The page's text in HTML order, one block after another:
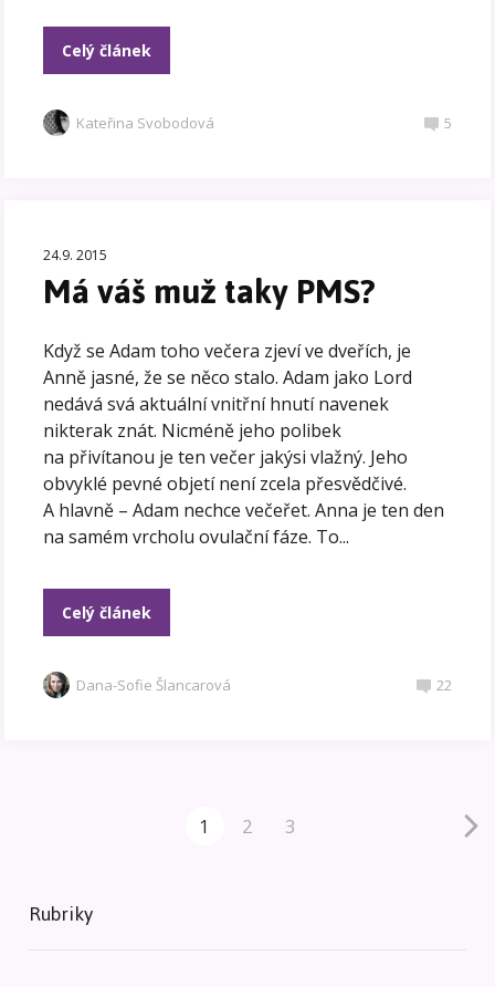
Celý článek
Kateřina Svobodová 5
24.9. 2015
Má váš muž taky PMS?
Když se Adam toho večera zjeví ve dveřích, je
Anně jasné, že se něco stalo. Adam jako Lord
nedává svá aktuální vnitřní hnutí navenek
nikterak znát. Nicméně jeho polibek
na přivítanou je ten večer jakýsi vlažný. Jeho
obvyklé pevné objetí není zcela přesvědčivé.
A hlavně – Adam nechce večeřet. Anna je ten den
na samém vrcholu ovulační fáze. To...
Celý článek
Dana-Sofie Šlancarová 22
1 2 3
Rubriky